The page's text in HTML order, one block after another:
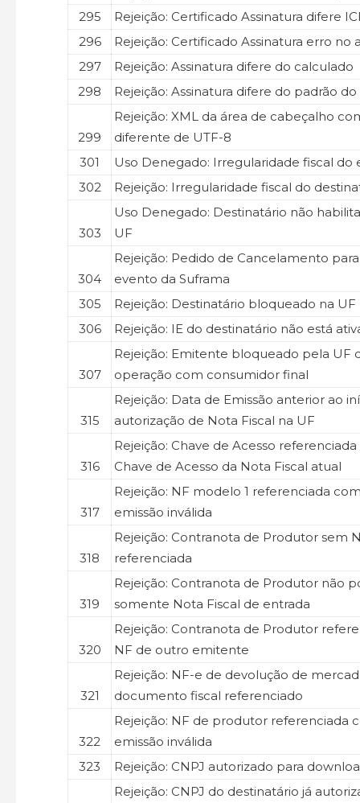
295
Rejeição: Certificado Assinatura difere
296
Rejeição: Certificado Assinatura erro no
297
Rejeição: Assinatura difere do calculado
298
Rejeição: Assinatura difere do padrão do
299
Rejeição: XML da área de cabeçalho
diferente de UTF-8
301
Uso Denegado: Irregularidade fiscal do
302
Rejeição: Irregularidade fiscal do
303
Uso Denegado: Destinatário não
UF
304
Rejeição: Pedido de Cancelamento
evento da Suframa
305
Rejeição: Destinatário bloqueado na UF
306
Rejeição: IE do destinatário não está
307
Rejeição: Emitente bloqueado pela UF
operação com consumidor final
315
Rejeição: Data de Emissão anterior ao
autorização de Nota Fiscal na UF
316
Rejeição: Chave de Acesso
Chave de Acesso da Nota Fiscal atual
317
Rejeição: NF modelo 1 referenciada
emissão inválida
318
Rejeição: Contranota de Produtor sem
referenciada
319
Rejeição: Contranota de Produtor não
somente Nota Fiscal de entrada
320
Rejeição: Contranota de Produtor
NF de outro emitente
321
Rejeição: NF-e de devolução de
documento fiscal referenciado
322
Rejeição: NF de produtor referenciada
emissão inválida
323
Rejeição: CNPJ autorizado para
Rejeição: CNPJ do destinatário já